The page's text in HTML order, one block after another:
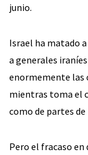
junio.
Israel ha matado
a generales
enormemente las
mientras toma el
como de partes de
Pero el fracaso en